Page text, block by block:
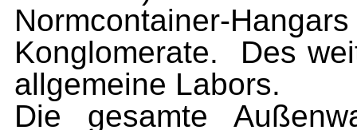
Normcontainer-
Konglomerate.
Des
allgemeine Labors.
Die gesamte